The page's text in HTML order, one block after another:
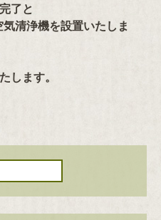
了と
清浄機を設置いたしま
します。